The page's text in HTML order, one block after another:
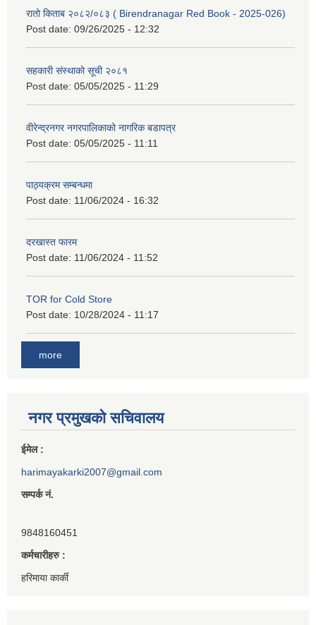
रातो किताब २०८२/०८३ ( Birendranagar Red Book - 2025-026)
Post date: 09/26/2025 - 12:32
सहकारी संस्थाको सूची २०८१
Post date: 05/05/2025 - 11:29
वीरेन्द्रनगर नगरपालिकाको नागरिक बडापत्र
Post date: 05/05/2025 - 11:11
पाठ्यक्रम सम्बन्धमा
Post date: 11/06/2024 - 16:32
दरखास्त फारम
Post date: 11/06/2024 - 11:52
TOR for Cold Store
Post date: 10/28/2024 - 11:17
more
नगर प्रमुखको सचिवालय
ईमेल :
harimayakarki2007@gmail.com
सम्पर्क नं.
9848160451
कर्मचारीहरु :
हरिमाया कार्की